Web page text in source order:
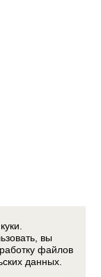
вы
файлов
данных.